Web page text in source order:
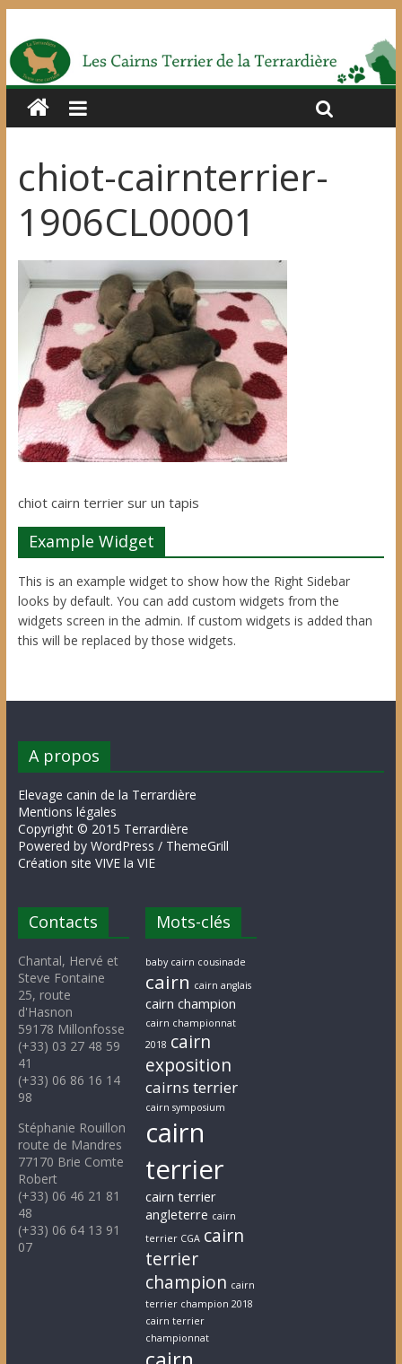
chiot-cairnterrier-
1906CL00001
chiot cairn terrier sur un tapis
Example Widget
This is an example widget to show how the Right Sidebar
looks by default. You can add custom widgets from the
widgets screen in the admin. If custom widgets is added than
this will be replaced by those widgets.
A propos
Elevage canin de la Terrardière
Mentions légales
Copyright © 2015 Terrardière
Powered by WordPress / ThemeGrill
Création site VIVE la VIE
Contacts
Chantal, Hervé et
Steve Fontaine
25, route
d'Hasnon
59178 Millonfosse
(+33) 03 27 48 59
41
(+33) 06 86 16 14
98
Stéphanie Rouillon
route de Mandres
77170 Brie Comte
Robert
(+33) 06 46 21 81
48
(+33) 06 64 13 91
07
Mots-clés
baby cairn cousinade
cairn cairn anglais
cairn champion
cairn championnat
2018 cairn
exposition
cairns terrier
cairn symposium
cairn
terrier
cairn terrier
angleterre cairn
terrier CGA cairn
terrier
champion cairn
terrier champion 2018
cairn terrier
championnat